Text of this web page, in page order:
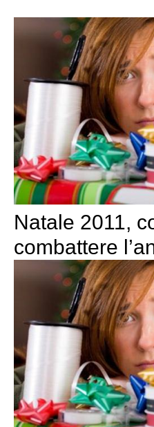
Natale 2011,
combattere